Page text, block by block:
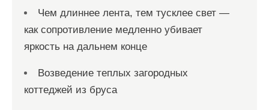
м
Чем длиннее лента, тем тусклее свет —
как сопротивление медленно убивает
яркость на дальнем конце
Возведение теплых загородных
коттеджей из бруса